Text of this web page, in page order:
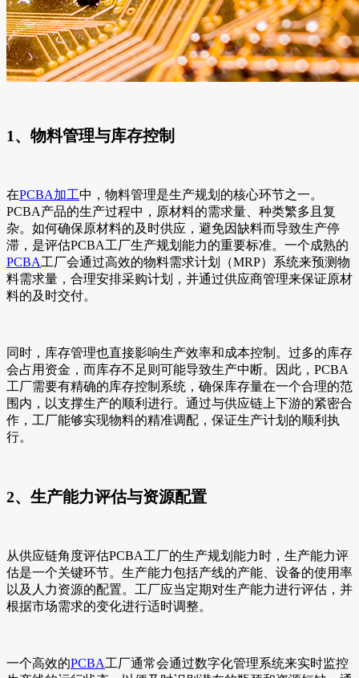
1、物料管理与库存控制
在PCBA加工中，物料管理是生产规划的核心环节之一。
PCBA产品的生产过程中，原材料的需求量、种类繁多且复
杂。如何确保原材料的及时供应，避免因缺料而导致生产停
滞，是评估PCBA工厂生产规划能力的重要标准。一个成熟的
PCBA工厂会通过高效的物料需求计划（MRP）系统来预测物
料需求量，合理安排采购计划，并通过供应商管理来保证原材
料的及时交付。
同时，库存管理也直接影响生产效率和成本控制。过多的库存
会占用资金，而库存不足则可能导致生产中断。因此，PCBA
工厂需要有精确的库存控制系统，确保库存量在一个合理的范
围内，以支撑生产的顺利进行。通过与供应链上下游的紧密合
作，工厂能够实现物料的精准调配，保证生产计划的顺利执
行。
2、生产能力评估与资源配置
从供应链角度评估PCBA工厂的生产规划能力时，生产能力评
估是一个关键环节。生产能力包括产线的产能、设备的使用率
以及人力资源的配置。工厂应当定期对生产能力进行评估，并
根据市场需求的变化进行适时调整。
一个高效的PCBA工厂通常会通过数字化管理系统来实时监控